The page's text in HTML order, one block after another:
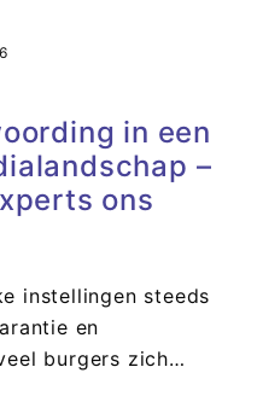
in een
–
ons
instellingen steeds
en
burgers zich…